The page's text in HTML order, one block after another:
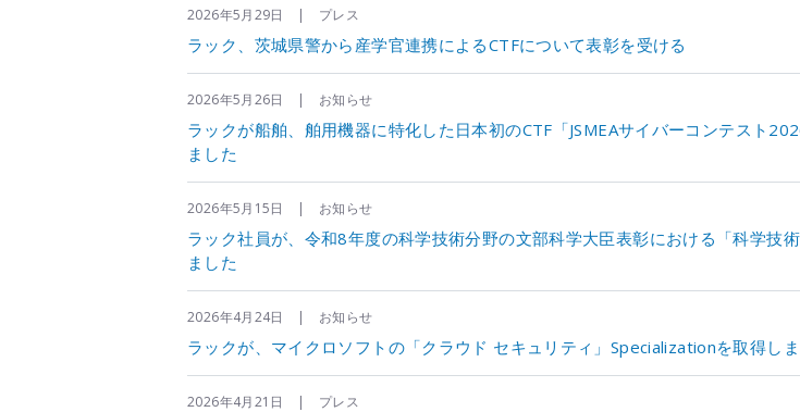
2026年5月29日 | プレス
ラック、茨城県警から産学官連携によるCTFについて表彰を受ける
2026年5月26日 | お知らせ
ラックが船舶、舶用機器に特化した日本初のCTF「JSMEAサイバーコンテスト
ました
2026年5月15日 | お知らせ
ラック社員が、令和8年度の科学技術分野の文部科学大臣表彰における「科学技
ました
2026年4月24日 | お知らせ
ラックが、マイクロソフトの「クラウド セキュリティ」Specializationを取得し
2026年4月21日 | プレス